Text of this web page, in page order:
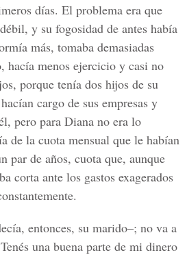
días. El problema era que
y su fogosidad de antes había
más, tomaba demasiadas
hacía menos ejercicio y casi no
porque tenía dos hijos de su
cargo de sus empresas y
pero para Diana no era lo
de la cuota mensual que le habían
par de años, cuota que, aunque
corta ante los gastos exagerados
entonces, su marido–; no va a
una buena parte de mi dinero